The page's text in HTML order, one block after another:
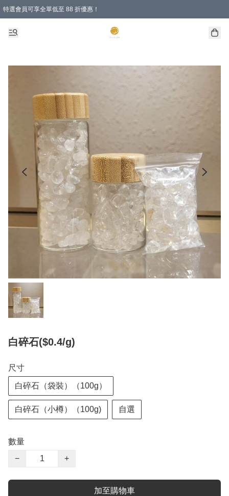
特選會員可享全單低至 88 折優惠！
購物滿 HKD 1000.00即享免運費優惠！（適用於 特定的送貨方式 )
白碎石($0.4/g)
尺寸
白碎石（袋裝）（100g）
白碎石（小樽）（100g) 自選
數量
−
+
加至購物車